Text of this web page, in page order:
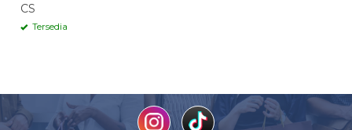
CS
Tersedia